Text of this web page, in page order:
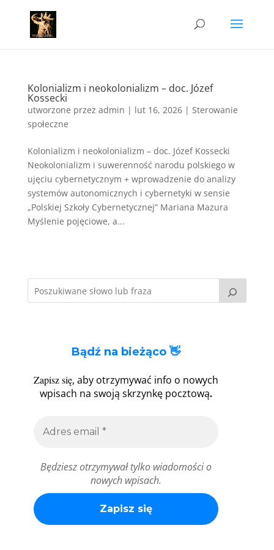
Kolonializm i neokolonializm – doc. Józef
Kossecki
utworzone przez admin | lut 16, 2026| Sterowanie
społeczne
Kolonializm i neokolonializm – doc. Józef Kossecki
Neokolonializm i suwerenność narodu polskiego w
ujęciu cybernetycznym + wprowadzenie do analizy
systemów autonomicznych i cybernetyki w sensie
„Polskiej Szkoły Cybernetycznej” Mariana Mazura
Myślenie pojęciowe, a...
Bądź na bieżąco 👋
Zapisz się, aby otrzymywać info o nowych
wpisach na swoją skrzynkę pocztową.
Będziesz otrzymywał tylko wiadomości o
nowych wpisach.